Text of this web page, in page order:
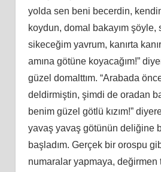
yolda sen beni becerdin,
koydun, domal bakayım şöyle,
sikeceğim yavrum, kanırta
amına götüne koyacağım!”
güzel domalttım. “Arabada
deldirmiştin, şimdi de oradan
benim güzel götlü kızım!”
yavaş yavaş götünün deliğine
başladım. Gerçek bir orospu
numaralar yapmaya, değirmen